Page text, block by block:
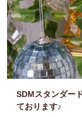
SDMスタンダー
ております♪